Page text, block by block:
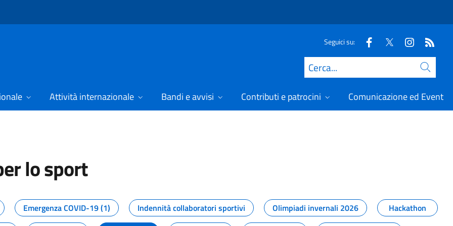
Seguici su:
Cerca
Attività internazionale Bandi e avvisi Contributi e patrocini Comunicazione ed Eventi
lo sport
dal Dipartimento per lo sport
Emergenza COVID-19 (1) Indennità collaboratori sportivi Olimpiadi invernali 2026
Hackathon